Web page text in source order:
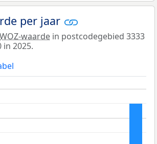
per jaar
WOZ-waarde in postcodegebied 3333
in 2025.